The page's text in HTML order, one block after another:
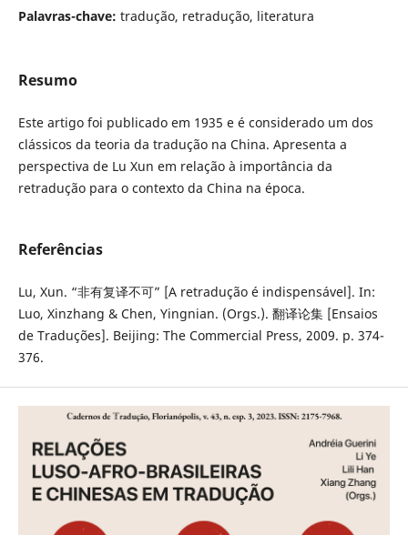
Palavras-chave: tradução, retradução, literatura
Resumo
Este artigo foi publicado em 1935 e é considerado um dos
clássicos da teoria da tradução na China. Apresenta a
perspectiva de Lu Xun em relação à importância da
retradução para o contexto da China na época.
Referências
Lu, Xun. “非有复译不可” [A retradução é indispensável]. In:
Luo, Xinzhang & Chen, Yingnian. (Orgs.). 翻译论集 [Ensaios
de Traduções]. Beijing: The Commercial Press, 2009. p. 374-
376.